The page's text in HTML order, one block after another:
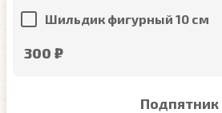
Шильдик фигурный 10 см
300 ₽
Подпятник